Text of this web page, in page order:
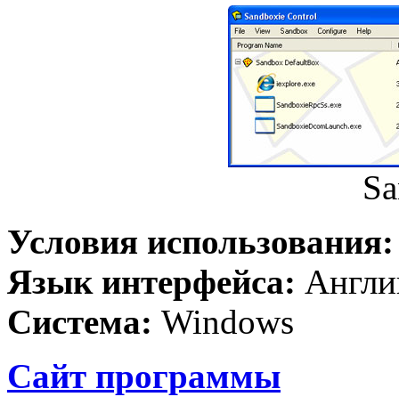
Условия
Язык интерфейса:
Система: Windows
Сайт программы